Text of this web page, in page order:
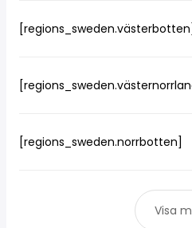
[regions_sweden.västerbotten]
[regions_sweden.norrbotten]
Visa